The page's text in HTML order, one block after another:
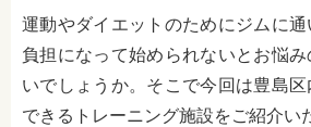
運動やダイエットのためにジムに
負担になって始められないとお悩
いでしょうか。そこで今回は豊島
できるトレーニング施設をご紹介い